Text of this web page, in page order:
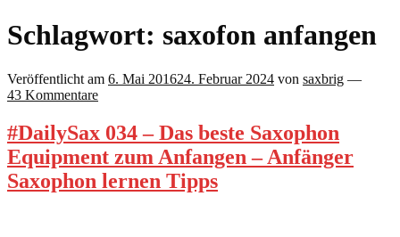
Schlagwort: saxofon anfangen
Veröffentlicht am 6. Mai 201624. Februar 2024 von saxbrig —
43 Kommentare
#DailySax 034 – Das beste Saxophon
Equipment zum Anfangen – Anfänger
Saxophon lernen Tipps